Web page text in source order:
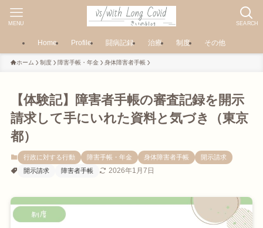
SEARCH
MENU
Home Profile 闘病記録 治療 制度 その他
ホーム 制度 障害手帳・年金 身体障害者手帳
【体験記】障害者手帳の審査記録を開示
請求して手にいれた資料と気づき（東京
都）
行政に対する行動 障害手帳・年金 身体障害者手帳
開示請求
開示請求
障害者手帳 2026年1月7日